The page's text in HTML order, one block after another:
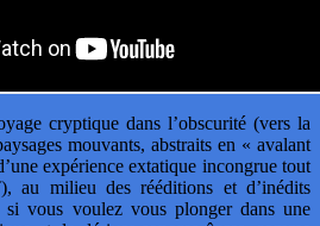
cryptique dans l’obscurité (vers la
mouvants, abstraits en « avalant
expérience extatique incongrue tout
milieu des rééditions et d’inédits
si vous voulez vous plonger dans une